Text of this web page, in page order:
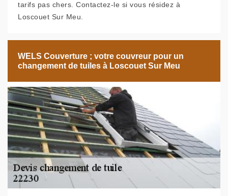
tarifs pas chers. Contactez-le si vous résidez à
Loscouet Sur Meu.
WELS Couverture ; votre couvreur pour un
changement de tuiles à Loscouet Sur Meu